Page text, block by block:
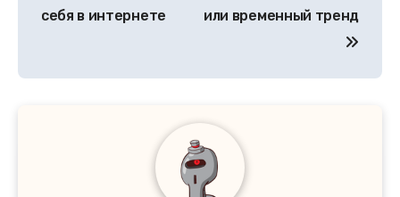
записям
себя в интернете
или временный тренд